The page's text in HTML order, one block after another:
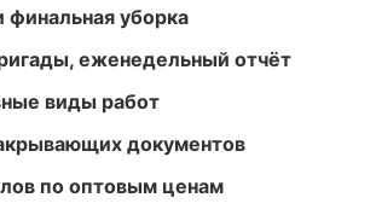
финальная уборка
еженедельный отчёт
виды работ
документов
по оптовым ценам